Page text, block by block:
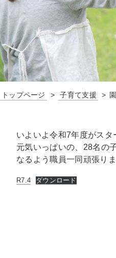
トップページ 子育て支援
いよいよ令和7年度がスタ
元気いっぱいの、28名の
なるよう職員一同頑張りま
R7.4 ダウンロード